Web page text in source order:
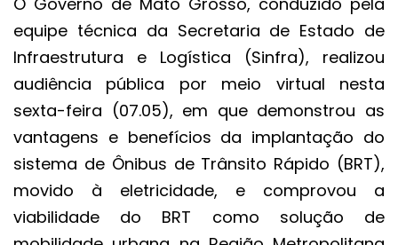
equipe técnica da Secretaria de Estado de
Infraestrutura e Logística (Sinfra), realizou
audiência pública por meio virtual nesta
sexta-feira (07.05), em que demonstrou as
vantagens e benefícios da implantação do
sistema de Ônibus de Trânsito Rápido (BRT),
movido à eletricidade, e comprovou a
viabilidade do BRT como solução de